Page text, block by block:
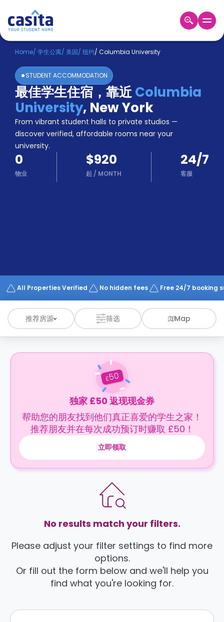
Home ZH USD
登
入
Booking
Accommodation
About
us
Blog
Refer
And
Earn
Become
Works
Home/ 学生公寓/ 美国/ 纽约/ Columbia University
STUDENT ACCOMMODATION
最佳学生住宿，靠近Columbia
University, New York
From vibrant student halls to private studios —
discover verified, affordable rooms near your
university.
0
物业
$920
起 / MONTH
24/7
客服
All Properties Verified No hidden fees Free 24/7 booking
推荐房源 筛选 Map
£50
独家 £50 返现现金券
帮助您的朋友找到他们真正喜爱的学生之家！
推荐朋友并在每次成功预订时赚取 £50！
立即领取
No results match your filters.
Please adjust your filter settings to find more
options.
Or fill out the form below and we'll help you
find what you're looking for.